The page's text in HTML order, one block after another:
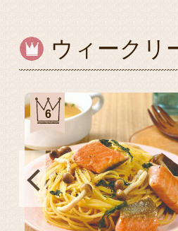
ウィークリ
6